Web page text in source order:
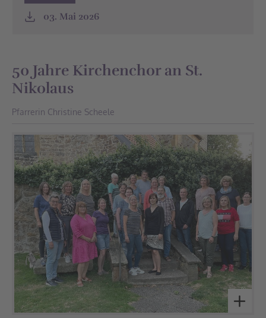
03. Mai 2026
50 Jahre Kirchenchor an St.
Nikolaus
Pfarrerin Christine Scheele